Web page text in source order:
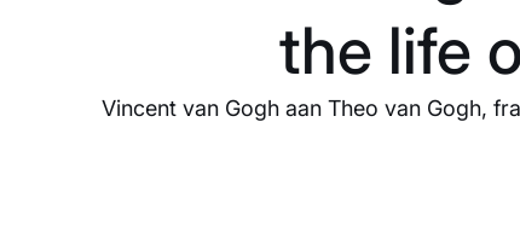
the life
Vincent van Gogh aan Theo van Gogh,